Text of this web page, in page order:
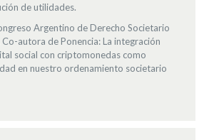
de utilidades.
Argentino de Derecho Societario
autora de Ponencia: La integración
social con criptomonedas como
en nuestro ordenamiento societario